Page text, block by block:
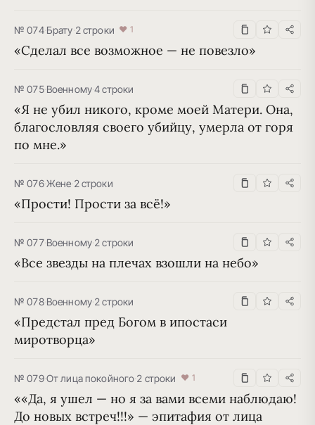
№ 074·Брату·2 строки ♥ 1
«Сделал все возможное — не повезло»
№ 075·Военному·4 строки
«Я не убил никого, кроме моей Матери. Она,
благословляя своего убийцу, умерла от горя
по мне.»
№ 076·Жене·2 строки
«Прости! Прости за всё!»
№ 077·Военному·2 строки
«Все звезды на плечах взошли на небо»
№ 078·Военному·2 строки
«Предстал пред Богом в ипостаси
миротворца»
№ 079·От лица покойного·2 строки ♥ 1
««Да, я ушел — но я за вами вcеми наблюдаю!
До новых встреч!!!» — эпитафия от лица